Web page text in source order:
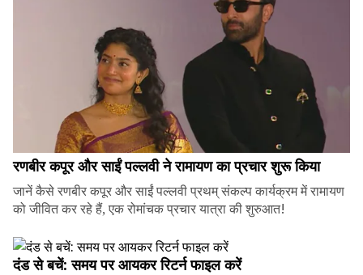
रणबीर कपूर और साईं पल्लवी ने रामायण का प्रचार शुरू किया
जानें कैसे रणबीर कपूर और साईं पल्लवी प्रथम् संकल्प कार्यक्रम में रामायण
को जीवित कर रहे हैं, एक रोमांचक प्रचार यात्रा की शुरुआत!
दंड से बचें: समय पर आयकर रिटर्न फाइल करें